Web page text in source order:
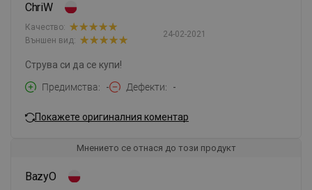
ChriW
24-02-2021
Качество:
Външен вид:
Струва си да се купи!
Предимства
- Дефекти -
Покажете оригиналния коментар
Мнението се отнася до този продукт
BazyO